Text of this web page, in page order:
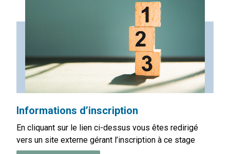
Informations d’inscription
En cliquant sur le lien ci-dessus vous êtes redirigé
vers un site externe gérant l’inscription à ce stage